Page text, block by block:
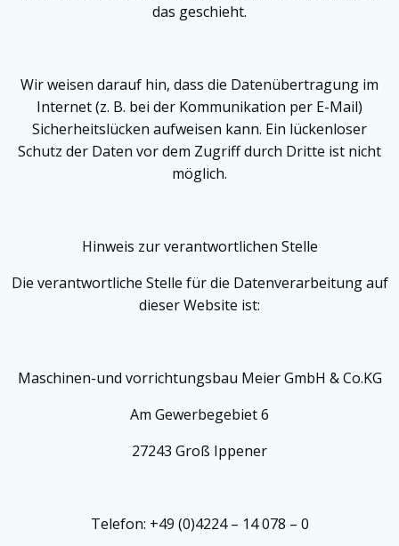
das geschieht.
Wir weisen darauf hin, dass die Datenübertragung im
Internet (z. B. bei der Kommunikation per E-Mail)
Sicherheitslücken aufweisen kann. Ein lückenloser
Schutz der Daten vor dem Zugriff durch Dritte ist nicht
möglich.
Hinweis zur verantwortlichen Stelle
Die verantwortliche Stelle für die Datenverarbeitung auf
dieser Website ist:
Maschinen-und vorrichtungsbau Meier GmbH & Co.KG
Am Gewerbegebiet 6
27243 Groß Ippener
Telefon: +49 (0)4224 – 14 078 – 0